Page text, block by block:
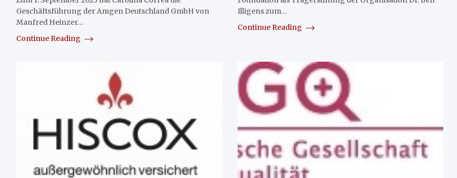
Geschäftsführung der Amgen Deutschland GmbH von
Manfred Heinzer…
Continue Reading
Illigens zum…
Continue Reading